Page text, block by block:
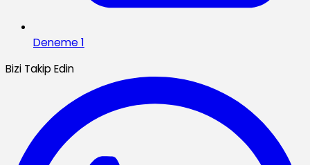
Deneme 1
Bizi Takip Edin